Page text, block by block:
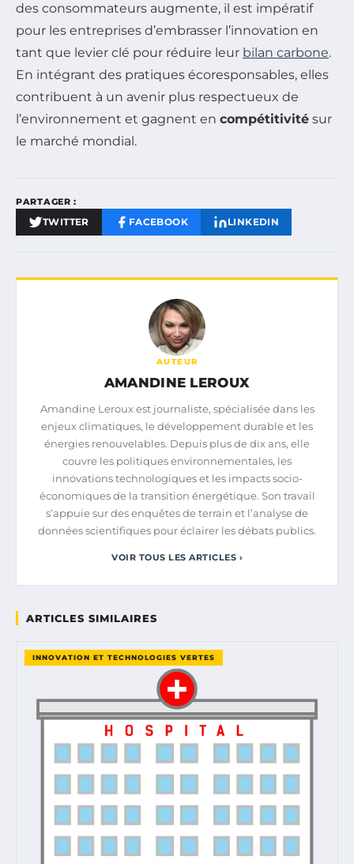
des consommateurs augmente, il est impératif
pour les entreprises d’embrasser l’innovation en
tant que levier clé pour réduire leur bilan carbone.
En intégrant des pratiques écoresponsables, elles
contribuent à un avenir plus respectueux de
l’environnement et gagnent en compétitivité sur
le marché mondial.
PARTAGER :
TWITTER FACEBOOK LINKEDIN
AUTEUR
AMANDINE LEROUX
Amandine Leroux est journaliste, spécialisée dans les
enjeux climatiques, le développement durable et les
énergies renouvelables. Depuis plus de dix ans, elle
couvre les politiques environnementales, les
innovations technologiques et les impacts socio-
économiques de la transition énergétique. Son travail
s’appuie sur des enquêtes de terrain et l’analyse de
données scientifiques pour éclairer les débats publics.
VOIR TOUS LES ARTICLES ›
ARTICLES SIMILAIRES
INNOVATION ET TECHNOLOGIES VERTES